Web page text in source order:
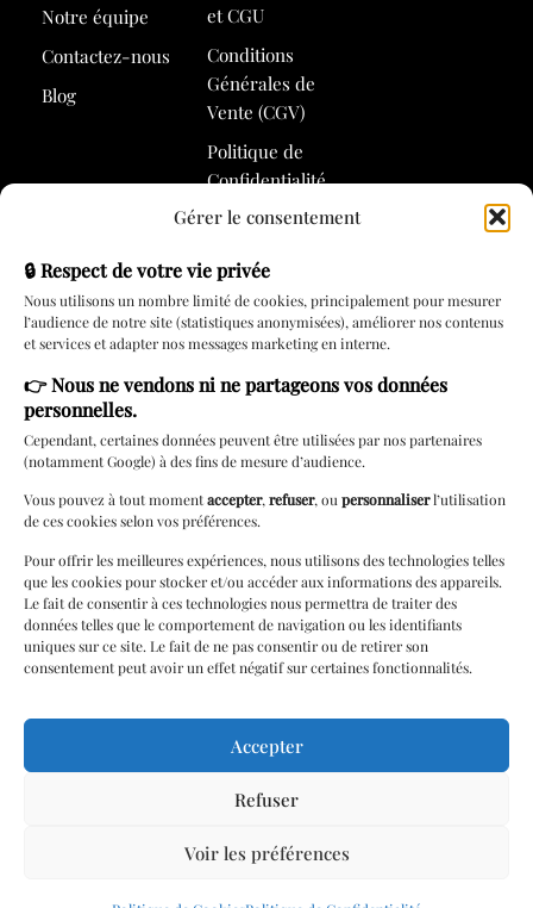
Gérer le consentement
🔒 Respect de votre vie privée
Nous utilisons un nombre limité de cookies, principalement pour mesurer
l’audience de notre site (statistiques anonymisées), améliorer nos contenus
et services et adapter nos messages marketing en interne.
👉Nous ne vendons ni ne partageons vos données
personnelles.
Cependant, certaines données peuvent être utilisées par nos partenaires
(notamment Google) à des fins de mesure d’audience.
Vous pouvez à tout momentaccepter,refuser, oupersonnaliserl’utilisation
de ces cookies selon vos préférences.
Pour offrir les meilleures expériences, nous utilisons des technologies telles
que les cookies pour stocker et/ou accéder aux informations des appareils.
Le fait de consentir à ces technologies nous permettra de traiter des
données telles que le comportement de navigation ou les identifiants
uniques sur ce site. Le fait de ne pas consentir ou de retirer son
consentement peut avoir un effet négatif sur certaines fonctionnalités.
Accepter
Refuser
Voir les préférences
Notre équipe
Contactez-nous
Blog
et CGU
Conditions
Générales de
Vente (CGV)
Politique de
Confidentialité
Politique de
Services
Rendez-vous
Carte cadeau
Lingerie à
domicile
Cérémonie
Paiements 3/4 fois
Programme de
Retouches